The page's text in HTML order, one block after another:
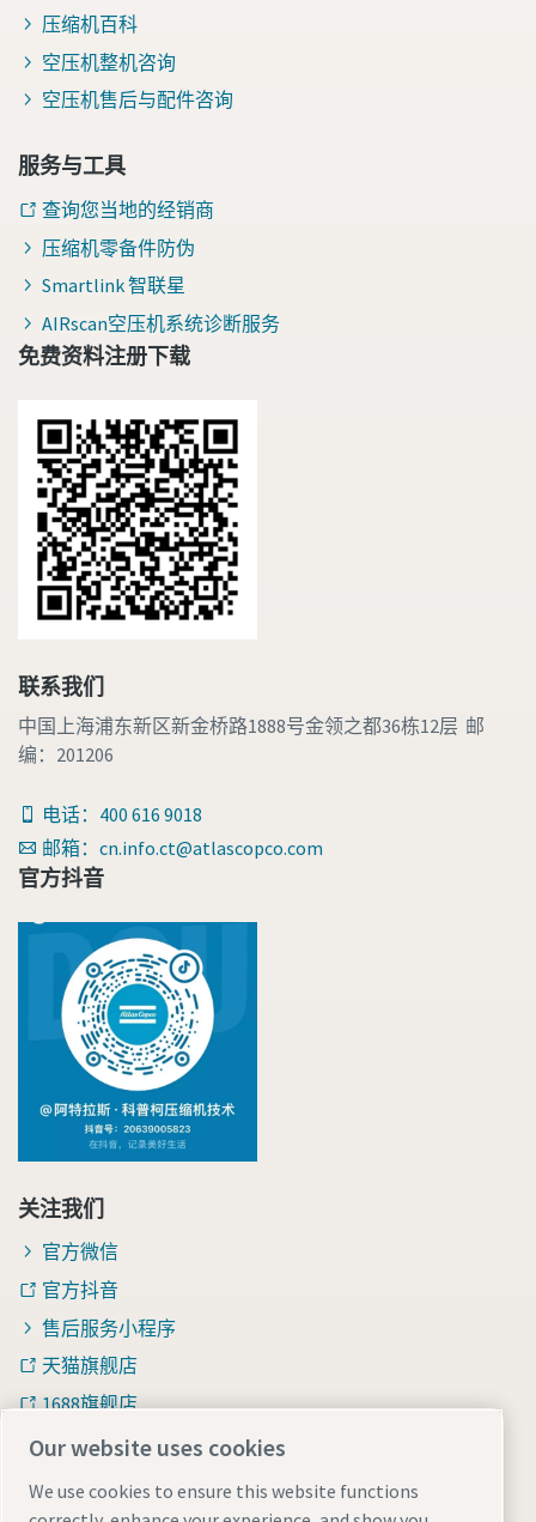
压缩机百科
空压机整机咨询
空压机售后与配件咨询
服务与工具
查询您当地的经销商
压缩机零备件防伪
Smartlink 智联星
AIRscan空压机系统诊断服务
免费资料注册下载
联系我们
中国上海浦东新区新金桥路1888号金领之都36栋12层 邮
编：201206
电话：400 616 9018
邮箱：cn.info.ct@atlascopco.com
官方抖音
关注我们
官方微信
官方抖音
售后服务小程序
天猫旗舰店
1688旗舰店
知乎
Our website uses cookies
We use cookies to ensure this website functions